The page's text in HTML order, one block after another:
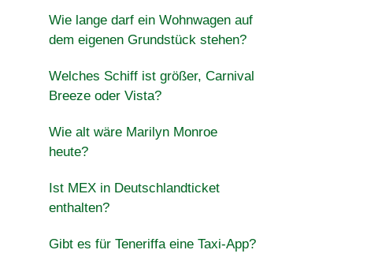
Wie lange darf ein Wohnwagen auf
dem eigenen Grundstück stehen?
Welches Schiff ist größer, Carnival
Breeze oder Vista?
Wie alt wäre Marilyn Monroe
heute?
Ist MEX in Deutschlandticket
enthalten?
Gibt es für Teneriffa eine Taxi-App?